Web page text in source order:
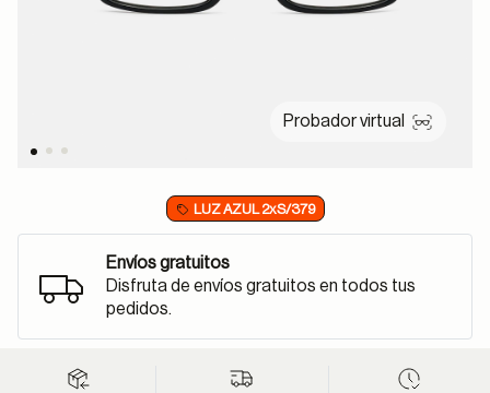
Probador virtual
LUZ AZUL 2xS/379
Envíos gratuitos
Disfruta de envíos gratuitos en todos tus
pedidos.